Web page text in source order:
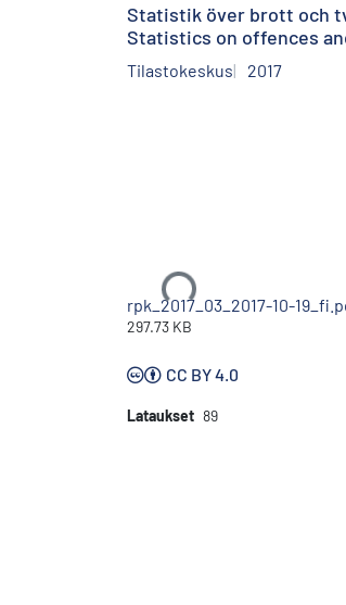
Statistik över brott och
Statistics on offences
Tilastokeskus 2017
Ladataan...
rpk_2017_03_2017-10-
297.73 KB
CC BY 4.0
Lataukset 89